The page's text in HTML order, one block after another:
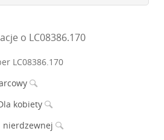
o LC08386.170
LC08386.170
kobiety
nierdzewnej